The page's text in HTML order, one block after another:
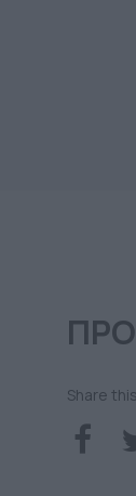
Share this